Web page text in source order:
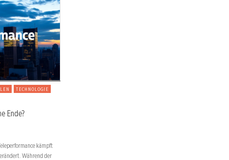
TECHNOLOGIE
Ende?
kämpft
Während der